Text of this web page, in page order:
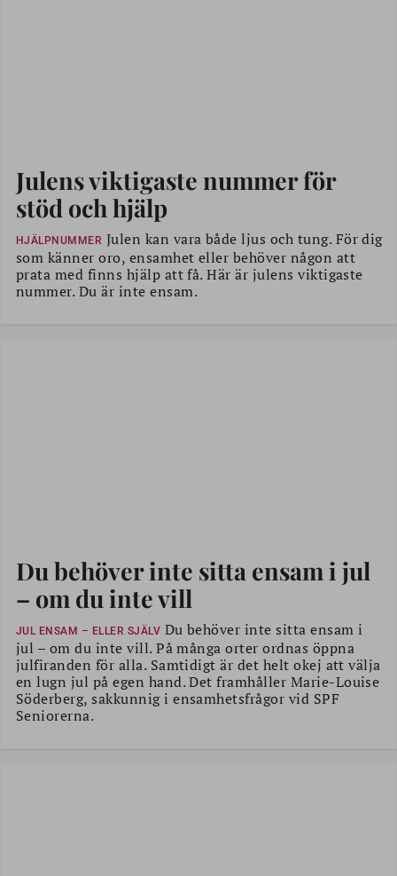
Julens viktigaste nummer för
stöd och hjälp
HJÄLPNUMMER Julen kan vara både ljus och tung. För dig
som känner oro, ensamhet eller behöver någon att
prata med finns hjälp att få. Här är julens viktigaste
nummer. Du är inte ensam.
Du behöver inte sitta ensam i jul
– om du inte vill
JUL ENSAM – ELLER SJÄLV Du behöver inte sitta ensam i
jul – om du inte vill. På många orter ordnas öppna
julfiranden för alla. Samtidigt är det helt okej att välja
en lugn jul på egen hand. Det framhåller Marie-Louise
Söderberg, sakkunnig i ensamhetsfrågor vid SPF
Seniorerna.